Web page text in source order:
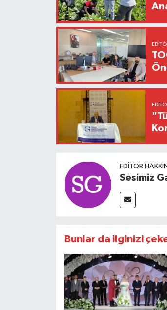
EDITÖR
Sesimiz
Bunlar da ilginizi